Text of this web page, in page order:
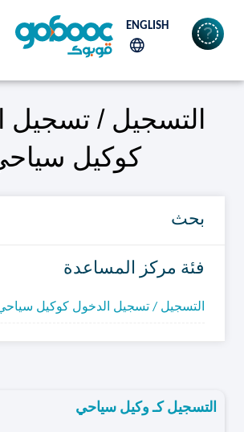
مركز المساعدة
ENGLISH
التسجيل / تسجيل
كوكيل
بحث
فئة مركز المساعدة
التسجيل / تسجيل الدخول كوكيل
التسجيل كـ وكيل سياحي